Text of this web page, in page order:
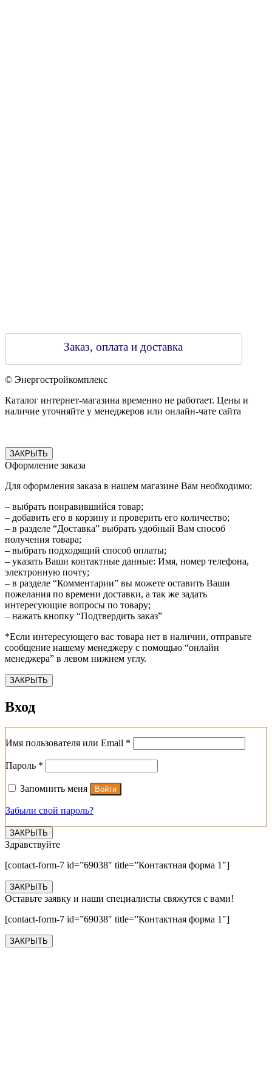
Заказ, оплата и доставка
© Энергостройкомплекс
Каталог интернет-магазина временно не работает. Цены и
наличие уточняйте у менеджеров или онлайн-чате сайта
ЗАКРЫТЬ
Оформление заказа
Для оформления заказа в нашем магазине Вам необходимо:
– выбрать понравившийся товар;
– добавить его в корзину и проверить его количество;
– в разделе “Доставка” выбрать удобный Вам способ
получения товара;
– выбрать подходящий способ оплаты;
– указать Ваши контактные данные: Имя, номер телефона,
электронную почту;
– в разделе “Комментарии” вы можете оставить Ваши
пожелания по времени доставки, а так же задать
интересующие вопросы по товару;
– нажать кнопку “Подтвердить заказ”
*Если интересующего вас товара нет в наличии, отправьте
сообщение нашему менеджеру с помощью “онлайн
менеджера” в левом нижнем углу.
ЗАКРЫТЬ
Вход
Имя пользователя или Email *
Пароль *
Запомнить меня Войти
Забыли свой пароль?
ЗАКРЫТЬ
Здравствуйте
[contact-form-7 id=”69038″ title=”Контактная форма 1″]
ЗАКРЫТЬ
Оставьте заявку и наши специалисты свяжутся с вами!
[contact-form-7 id=”69038″ title=”Контактная форма 1″]
ЗАКРЫТЬ